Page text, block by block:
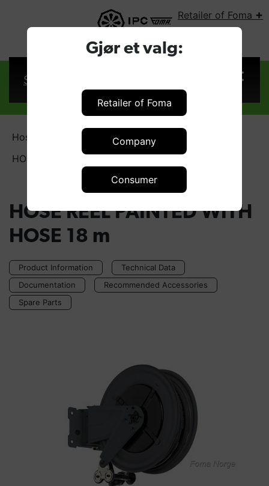
Gjør et valg:
Retailer of Foma
Company
Consumer
Retailer of Foma +
SELECT COUNTRY:
Sign in
Hose reels - Low-pressure
HOSE REEL PAINTED WITH HOSE 18 m
HOSE REEL PAINTED WITH
HOSE 18 m
Product Information
Technical Data
Documentation
Recommended Accessories
Spare Parts